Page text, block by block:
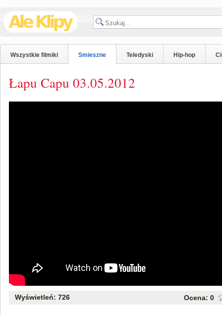
Wszystkie filmiki Smieszne Teledyski Hip-hop
Łapu Capu 03.05.2012
Wyświetleń: 726 Ocena: 0